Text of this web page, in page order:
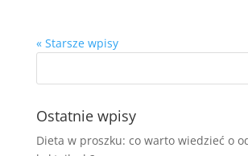
« Starsze wpisy
Ostatnie wpisy
Dieta w proszku: co warto wiedzieć o